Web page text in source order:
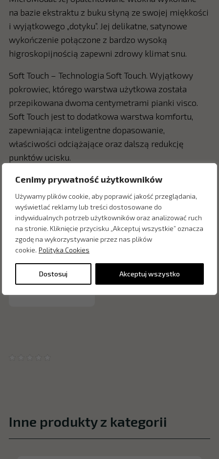
Cenimy prywatność użytkowników
Używamy plików cookie, aby poprawić jakość przeglądania,
wyświetlać reklamy lub treści dostosowane do
indywidualnych potrzeb użytkowników oraz analizować ruch
na stronie. Kliknięcie przycisku „Akceptuj wszystkie” oznacza
zgodę na wykorzystywanie przez nas plików
cookie. Polityka Cookies
Dostosuj Akceptuj wszystko
na bazie ekstraktu z buku słyną ze swojej miękkości
i wyjątkowego „dotyku”. Jej delikatne, satynowe
wykończenie połączone z bardzo wysoką
higroskopijnością zapewni zdrowy klimat snu.
Soft Touch – Technologia Soft Touch. Wyjątkowy
pokrowiec, którego warstwa użytkowa została
przepikowana dwoma centymetrami pianki visco.
Soft Touch jest to dodatkowa warstwa komfortu,
zapewniająca: inteligentne dopasowanie,
właściwości odciążające oraz dalszą redukcję
punktów ucisku.
Zapytaj o cenę w salonie:
Inne produkty z kategorii